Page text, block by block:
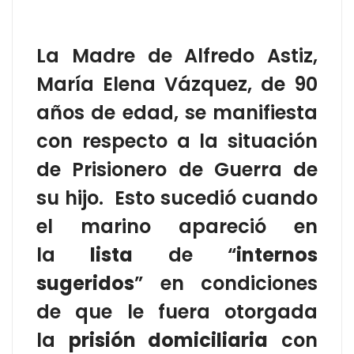
La Madre de Alfredo Astiz,
María Elena Vázquez, de 90
años de edad, se manifiesta
con respecto a la situación
de Prisionero de Guerra de
su hijo. Esto sucedió cuando
el marino apareció en
la lista de “internos
sugeridos” en condiciones
de que le fuera otorgada
la prisión domiciliaria con